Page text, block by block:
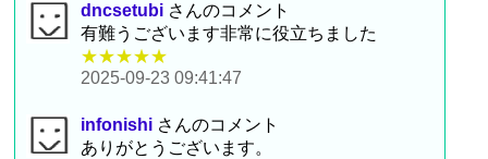
dncsetubi さんのコメント
有難うございます非常に役立ちました
★★★★★
2025-09-23 09:41:47
infonishi さんのコメント
ありがとうございます。